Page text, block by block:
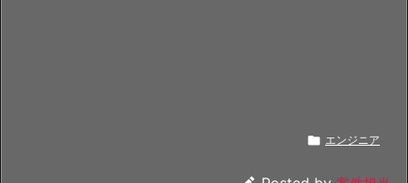
 エンジニア